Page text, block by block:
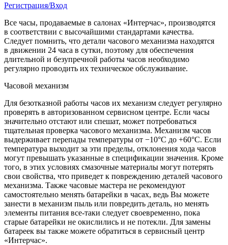
Регистрация/Вход
Все часы, продаваемые в салонах «Интерчас», производятся
в соответствии с высочайшими стандартами качества.
Следует помнить, что детали часового механизма находятся
в движении 24 часа в сутки, поэтому для обеспечения
длительной и безупречной работы часов необходимо
регулярно проводить их техническое обслуживание.
Часовой механизм
Для безотказной работы часов их механизм следует регулярно
проверять в авторизованном сервисном центре. Если часы
значительно отстают или спешат, может потребоваться
тщательная проверка часового механизма. Механизм часов
выдерживает перепады температуры от −10°C до +60°C. Если
температура выходит за эти пределы, отклонения хода часов
могут превышать указанные в спецификации значения. Кроме
того, в этих условиях смазочные материалы могут потерять
свои свойства, что приведет к повреждению деталей часового
механизма. Также часовые мастера не рекомендуют
самостоятельно менять батарейки в часах, ведь Вы можете
занести в механизм пыль или повредить деталь, но менять
элементы питания все-таки следует своевременно, пока
старые батарейки не окислились и не потекли. Для замены
батареек вы также можете обратиться в сервисный центр
«Интерчас».